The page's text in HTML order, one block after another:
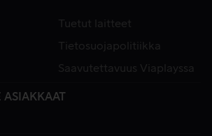
Tuetut laitteet
Tietosuojapolitiikka
Saavutettavuus Viaplayssa
ASIAKKAAT